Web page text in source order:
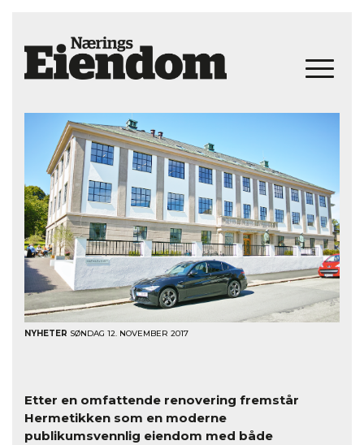
NYHETER SØNDAG 12. NOVEMBER 2017
Etter en omfattende renovering fremstår
Hermetikken som en moderne
publikumsvennlig eiendom med både